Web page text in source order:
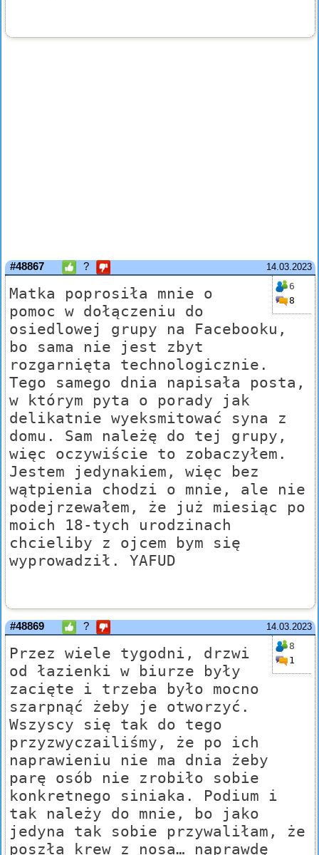
14.03.2023
#48867 ?
6
8
Matka poprosiła mnie o
pomoc w dołączeniu do
osiedlowej grupy na Facebooku,
bo sama nie jest zbyt
rozgarnięta technologicznie.
Tego samego dnia napisała posta,
w którym pyta o porady jak
delikatnie wyeksmitować syna z
domu. Sam należę do tej grupy,
więc oczywiście to zobaczyłem.
Jestem jedynakiem, więc bez
wątpienia chodzi o mnie, ale nie
podejrzewałem, że już miesiąc po
moich 18-tych urodzinach
chcieliby z ojcem bym się
wyprowadził. YAFUD
14.03.2023
#48869 ?
8
1
Przez wiele tygodni, drzwi
od łazienki w biurze były
zacięte i trzeba było mocno
szarpnąć żeby je otworzyć.
Wszyscy się tak do tego
przyzwyczailiśmy, że po ich
naprawieniu nie ma dnia żeby
parę osób nie zrobiło sobie
konkretnego siniaka. Podium i
tak należy do mnie, bo jako
jedyna tak sobie przywaliłam, że
poszła krew z nosa… naprawdę